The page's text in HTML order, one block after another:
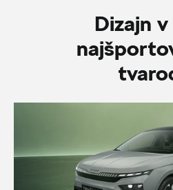
Dizajn